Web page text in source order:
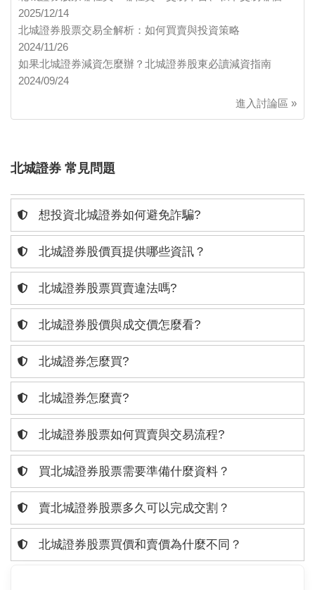
2025/12/14
北城證券股票交易全解析：如何買賣與投資策略
2024/11/26
如果北城證券減資怎麼辦？北城證券股東必讀減資指南
2024/09/24
進入討論區 »
北城證券 常見問題
想投資北城證券如何避免詐騙?
北城證券股價頁提供哪些資訊？
北城證券股票買賣違法嗎?
北城證券股價與成交價怎麼看?
北城證券怎麼買?
北城證券怎麼賣?
北城證券股票如何買賣與交易流程?
買北城證券股票需要準備什麼資料？
賣北城證券股票多久可以完成交割？
北城證券股票買價和賣價為什麼不同？